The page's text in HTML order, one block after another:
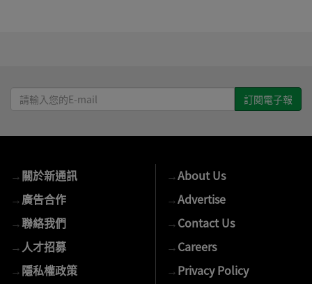
請
輸
E-
mail
→關於新通訊
→廣告合作
→聯絡我們
→ 人才招募
→隱私權政策
→About Us
→Advertise
→Contact Us
→Careers
→Privacy Policy